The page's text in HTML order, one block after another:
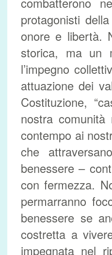
protagonisti
onore e libertà.
storica, ma un
l’impegno
attuazione dei
Costituzione,
nostra
contempo ai
che
benessere –
con fermezza.
permarranno
benessere se
costretta a
impegnata nel